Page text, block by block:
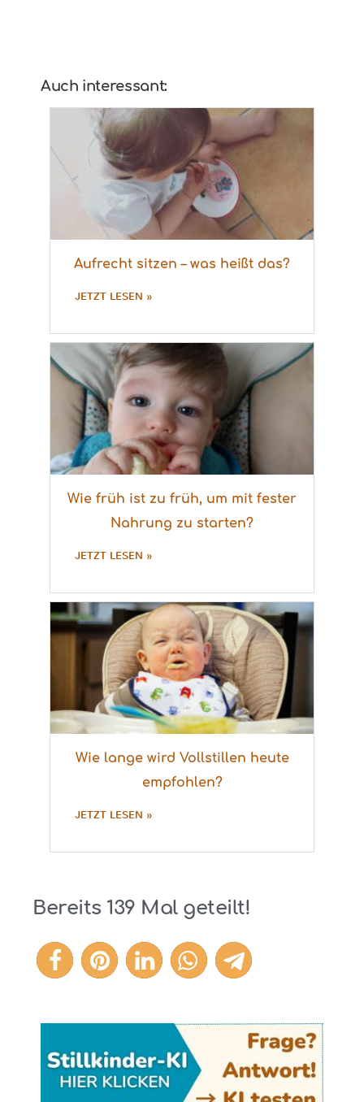
Auch interessant:
Aufrecht sitzen – was heißt das?
JETZT LESEN »
Wie früh ist zu früh, um mit fester
Nahrung zu starten?
JETZT LESEN »
Wie lange wird Vollstillen heute
empfohlen?
JETZT LESEN »
Bereits 139 Mal geteilt!
139